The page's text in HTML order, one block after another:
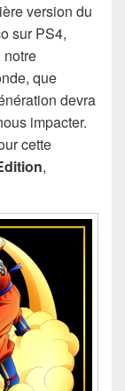
version du
sur PS4,
notre
que
devra
impacter.
cette
,